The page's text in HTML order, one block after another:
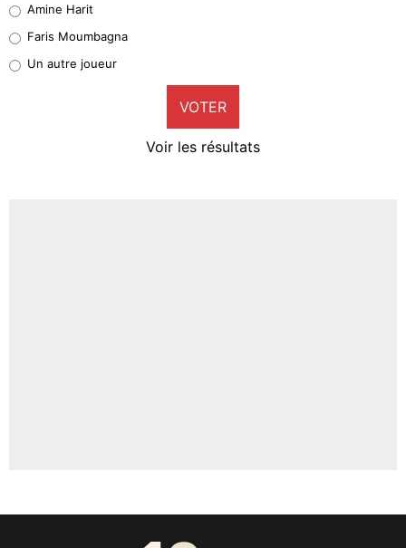
1%
9%
Amine Harit
Faris Moumbagna
Un autre joueur
VOTER
Voir les résultats